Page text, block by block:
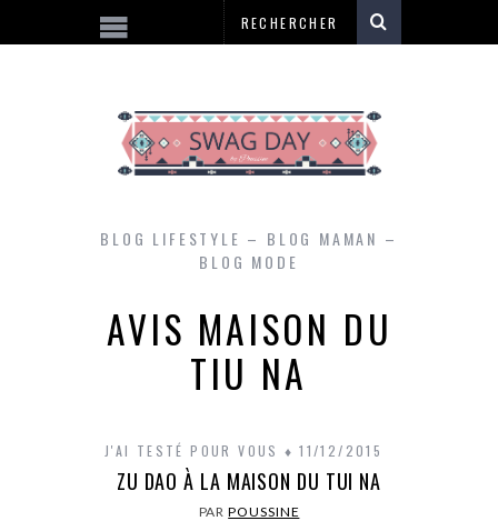
BLOG LIFESTYLE – BLOG MAMAN –
BLOG MODE
AVIS MAISON DU
TIU NA
J'AI TESTÉ POUR VOUS 11/12/2015
ZU DAO À LA MAISON DU TUI NA
PARPOUSSINE